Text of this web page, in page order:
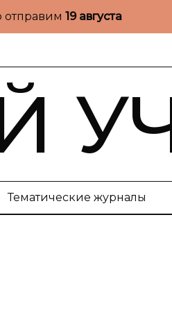
отправим 19 августа
Тематические журналы